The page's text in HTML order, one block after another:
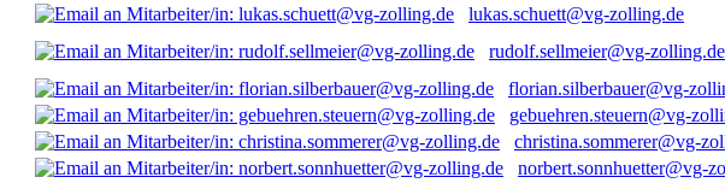
lukas.schuett@vg-zolling.de
rudolf.sellmeier@vg-zolling.de
florian.silberbauer@vg-
gebuehren.steuern@vg-
christina.sommerer@vg-
norbert.sonnhuetter@vg-